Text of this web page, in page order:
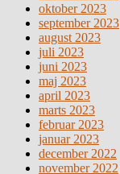
oktober 2023
september 2023
august 2023
juli 2023
juni 2023
maj 2023
april 2023
marts 2023
februar 2023
januar 2023
december 2022
november 2022